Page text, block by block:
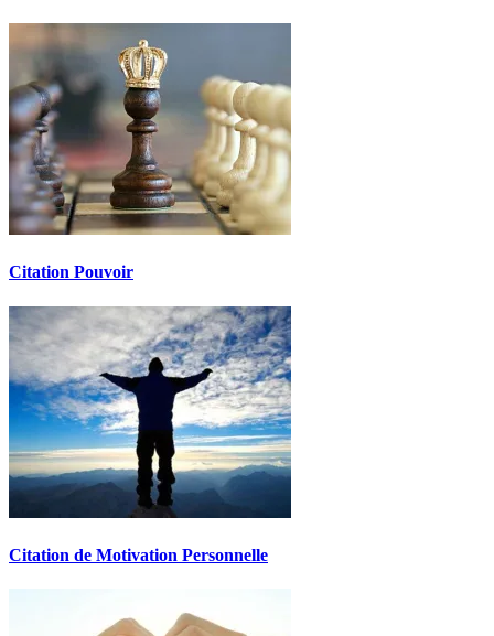
Citation Pouvoir
Citation de Motivation Personnelle